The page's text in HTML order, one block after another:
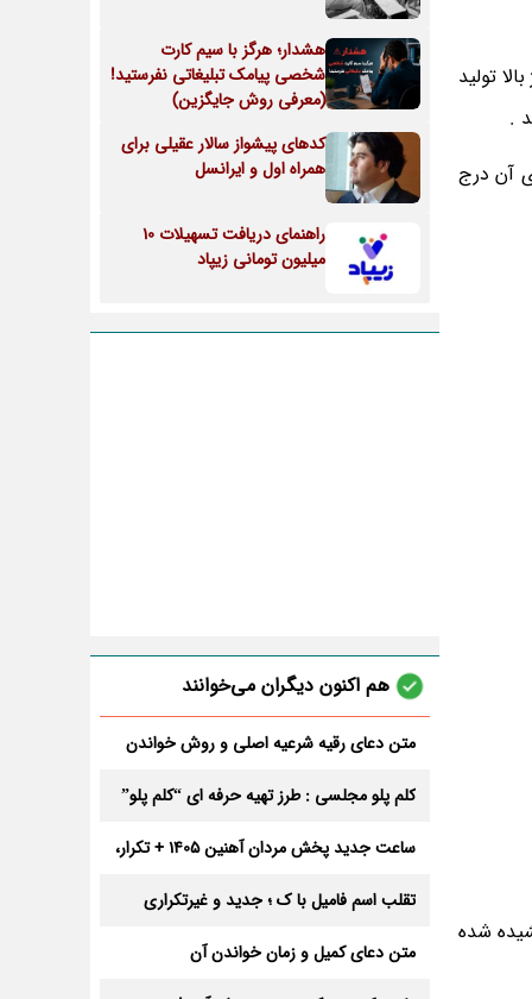
تولید
.
آن درج
شده
هشدار؛ هرگز با سیم کارت
شخصی پیامک تبلیغاتی نفرستید!
(معرفی روش جایگزین)
کدهای پیشواز سالار عقیلی برای
همراه اول و ایرانسل
راهنمای دریافت تسهیلات 10
میلیون تومانی زیپاد
هم اکنون دیگران می‌خوانند
متن دعای رقیه شرعیه اصلی و روش خواندن
کلم پلو مجلسی : طرز تهیه حرفه ای “کلم پلو”
ساعت جدید پخش مردان آهنین 1405 + تکرار،
تقلب اسم فامیل با ک ؛ جدید و غیرتکراری
متن دعای کمیل و زمان خواندن آن